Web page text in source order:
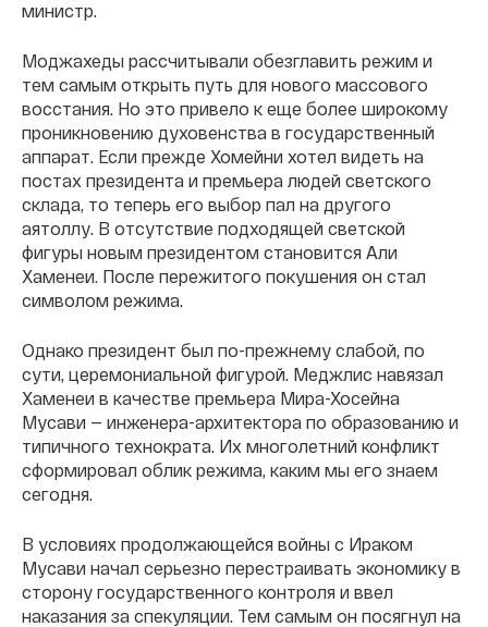
министр.
Моджахеды рассчитывали обезглавить режим и
тем самым открыть путь для нового массового
восстания. Но это привело к еще более широкому
проникновению духовенства в государственный
аппарат. Если прежде Хомейни хотел видеть на
постах президента и премьера людей светского
склада, то теперь его выбор пал на другого
аятоллу. В отсутствие подходящей светской
фигуры новым президентом становится Али
Хаменеи. После пережитого покушения он стал
символом режима.
Однако президент был по-прежнему слабой, по
сути, церемониальной фигурой. Меджлис навязал
Хаменеи в качестве премьера Мира-Хосейна
Мусави — инженера-архитектора по образованию и
типичного технократа. Их многолетний конфликт
сформировал облик режима, каким мы его знаем
сегодня.
В условиях продолжающейся войны с Ираком
Мусави начал серьезно перестраивать экономику в
сторону государственного контроля и ввел
наказания за спекуляции. Тем самым он посягнул на